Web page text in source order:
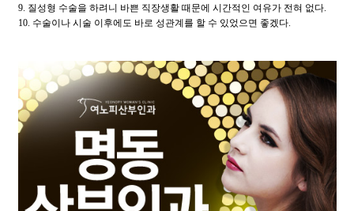
9. 질성형 수술을 하려니 바쁜 직장생활 때문에 시간적인 여유가 전혀 없다.
10. 수술이나 시술 이후에도 바로 성관계를 할 수 있었으면 좋겠다.